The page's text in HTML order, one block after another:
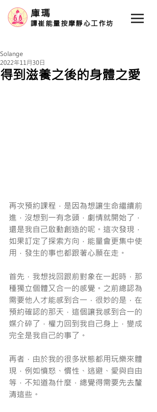
庫瑪
譚崔能量按摩靜心工作坊
得到滋養之後的身體之愛
Solange
2022年11月30日
再次預約課程，是因為想讓生命繼續前
進，沒想到一有念頭，劇情就開始了，
還是我自己啟動創造的呢。這次發現，
如果訂定了探索方向，能量會更集中使
用，發生的事也都跟著心願在走。
首先，我想找回跟前對象在一起時，那
種獨立個體又合一的感覺。之前總認為
需要他人才能感到合一，很妙的是，在
預約確認的那天，這個讓我感到合一的
媒介碎了，權力回到我自己身上，變成
完全是我自己的事了。
再者，由於我的很多狀態都用玩樂來體
現，例如憤怒、慣性、逃避、愛與自由
等，不知道為什麼，總覺得需要先去釐
清這些。